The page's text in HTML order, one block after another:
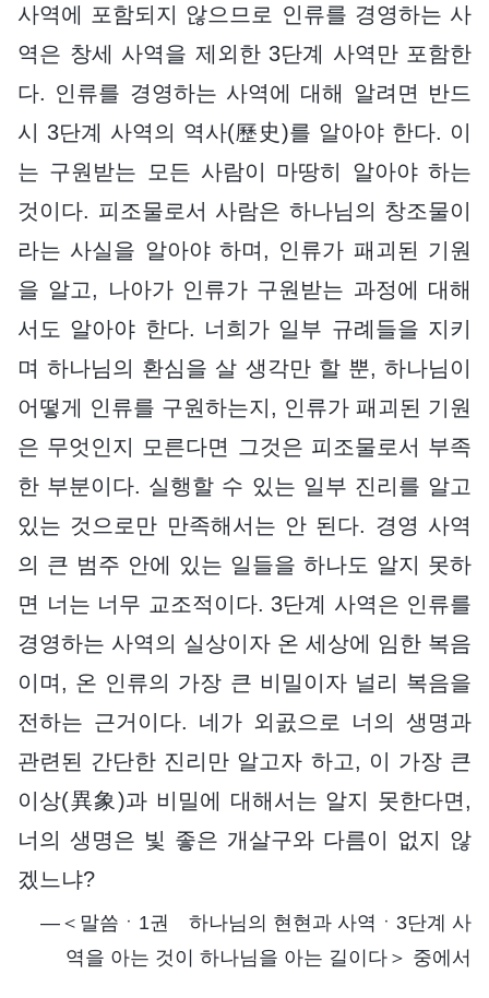
사역에 포함되지 않으므로 인류를 경영하는 사
역은 창세 사역을 제외한 3단계 사역만 포함한
다. 인류를 경영하는 사역에 대해 알려면 반드
시 3단계 사역의 역사(歷史)를 알아야 한다. 이
는 구원받는 모든 사람이 마땅히 알아야 하는
것이다. 피조물로서 사람은 하나님의 창조물이
라는 사실을 알아야 하며, 인류가 패괴된 기원
을 알고, 나아가 인류가 구원받는 과정에 대해
서도 알아야 한다. 너희가 일부 규례들을 지키
며 하나님의 환심을 살 생각만 할 뿐, 하나님이
어떻게 인류를 구원하는지, 인류가 패괴된 기원
은 무엇인지 모른다면 그것은 피조물로서 부족
한 부분이다. 실행할 수 있는 일부 진리를 알고
있는 것으로만 만족해서는 안 된다. 경영 사역
의 큰 범주 안에 있는 일들을 하나도 알지 못하
면 너는 너무 교조적이다. 3단계 사역은 인류를
경영하는 사역의 실상이자 온 세상에 임한 복음
이며, 온 인류의 가장 큰 비밀이자 널리 복음을
전하는 근거이다. 네가 외곬으로 너의 생명과
관련된 간단한 진리만 알고자 하고, 이 가장 큰
이상(異象)과 비밀에 대해서는 알지 못한다면,
너의 생명은 빛 좋은 개살구와 다름이 없지 않
겠느냐?
―＜말씀ㆍ1권 하나님의 현현과 사역ㆍ3단계 사
역을 아는 것이 하나님을 아는 길이다＞ 중에서